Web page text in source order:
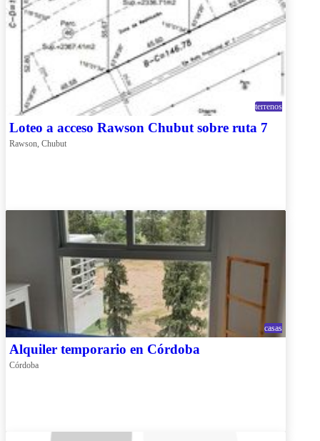
terrenos
Loteo a acceso Rawson Chubut sobre ruta 7
Rawson, Chubut
casas
Alquiler temporario en Córdoba
Córdoba